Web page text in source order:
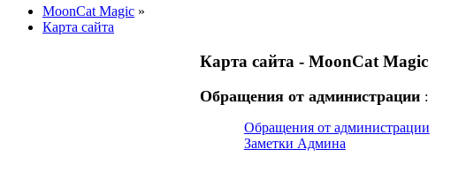
MoonCat Magic »
Карта сайта
Карта сайта - MoonCat Magic
Обращения от администрации :
Обращения от администрации
Заметки Админа